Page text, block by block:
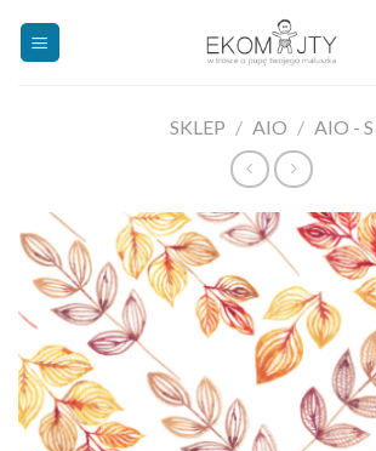
SKLEP / AIO / AIO - S